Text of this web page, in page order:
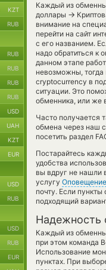
Каждый из
доллары →
внимание на
перейти на сайт
с его названием.
надо обратиться к
данном этапе
невозможны, тогда
cryptocurrency в
ситуации. Это
обменника, или же
Часто получается
обмена через наш
посетить раздел
Постарайтесь
удобства
вы вдруг не нашли
услугу Оповещение
почту. Если
подходящий
Надежность
Каждый из
при этом команда
Использование
пунктах. При
KZT
RUB
RUB
RUB
RUB
RUB
USD
UAH
KZT
EUR
USD
RUB
USD
RUB
EUR